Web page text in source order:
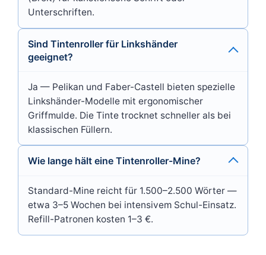
Unterschriften.
Sind Tintenroller für Linkshänder
geeignet?
Ja — Pelikan und Faber-Castell bieten spezielle
Linkshänder-Modelle mit ergonomischer
Griffmulde. Die Tinte trocknet schneller als bei
klassischen Füllern.
Wie lange hält eine Tintenroller-Mine?
Standard-Mine reicht für 1.500–2.500 Wörter —
etwa 3–5 Wochen bei intensivem Schul-Einsatz.
Refill-Patronen kosten 1–3 €.